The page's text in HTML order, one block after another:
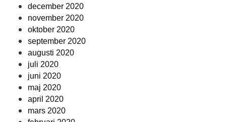
december 2020
november 2020
oktober 2020
september 2020
augusti 2020
juli 2020
juni 2020
maj 2020
april 2020
mars 2020